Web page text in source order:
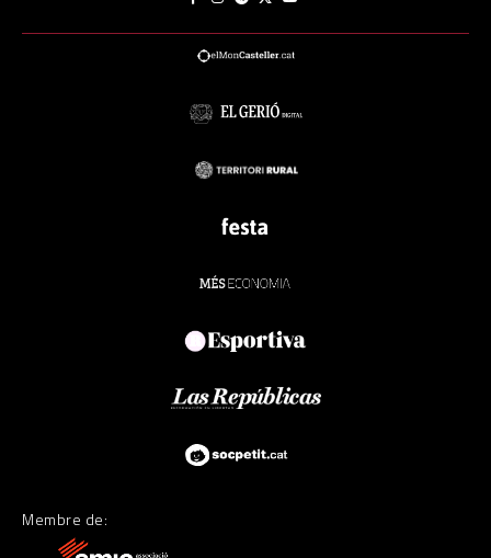
Membre de: